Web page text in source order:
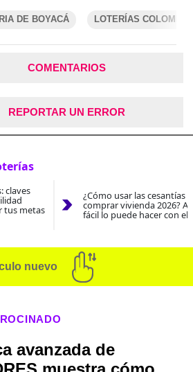
DE BOYACÁ LOTERÍAS COLOMBIA
COMENTARIOS
REPORTAR UN ERROR
claves
tus metas
¿Cómo usar las cesantías
comprar vivienda 2026?
fácil lo puede hacer con el
nuevo
avanzada de